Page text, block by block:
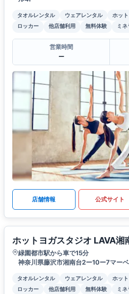
タオルレンタル ウェアレンタル ホッ
ロッカー
他店舗利用 無料体験 ミ
営業時間
ー
店舗情報 公式サイト
ホットヨガスタジオ LAVA湘
緑園都市駅から車で15分
神奈川県藤沢市湘南台2ー10ー7マー
タオルレンタル ウェアレンタル ホッ
ロッカー
他店舗利用 無料体験 ミ